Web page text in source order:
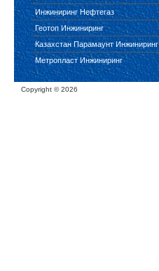
Инжиниринг Нефтегаз
Геотоп Инжиниринг
Казахстан Парамаунт Инжиниринг
Метропласт Инжиниринг
Copyright ©2026